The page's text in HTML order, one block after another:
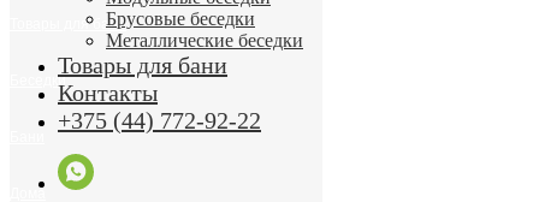
Брусовые беседки
Металлические беседки
Товары для бани
Контакты
+375 (44) 772-92-22